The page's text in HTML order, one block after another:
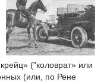
("коловрат» или
(или, по Рене